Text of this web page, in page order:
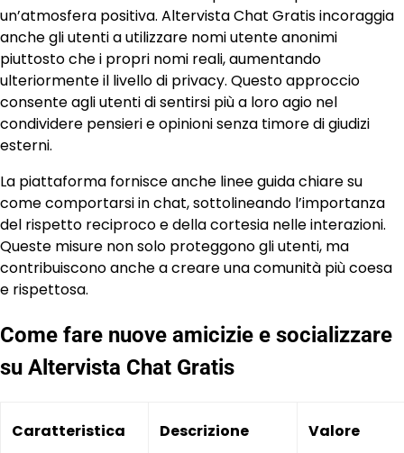
un’atmosfera positiva. Altervista Chat Gratis incoraggia
anche gli utenti a utilizzare nomi utente anonimi
piuttosto che i propri nomi reali, aumentando
ulteriormente il livello di privacy. Questo approccio
consente agli utenti di sentirsi più a loro agio nel
condividere pensieri e opinioni senza timore di giudizi
esterni.
La piattaforma fornisce anche linee guida chiare su
come comportarsi in chat, sottolineando l’importanza
del rispetto reciproco e della cortesia nelle interazioni.
Queste misure non solo proteggono gli utenti, ma
contribuiscono anche a creare una comunità più coesa
e rispettosa.
Come fare nuove amicizie e socializzare
su Altervista Chat Gratis
Caratteristica Descrizione Valore